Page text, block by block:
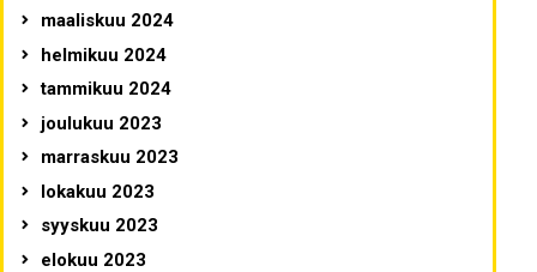
maaliskuu 2024
helmikuu 2024
tammikuu 2024
joulukuu 2023
marraskuu 2023
lokakuu 2023
syyskuu 2023
elokuu 2023